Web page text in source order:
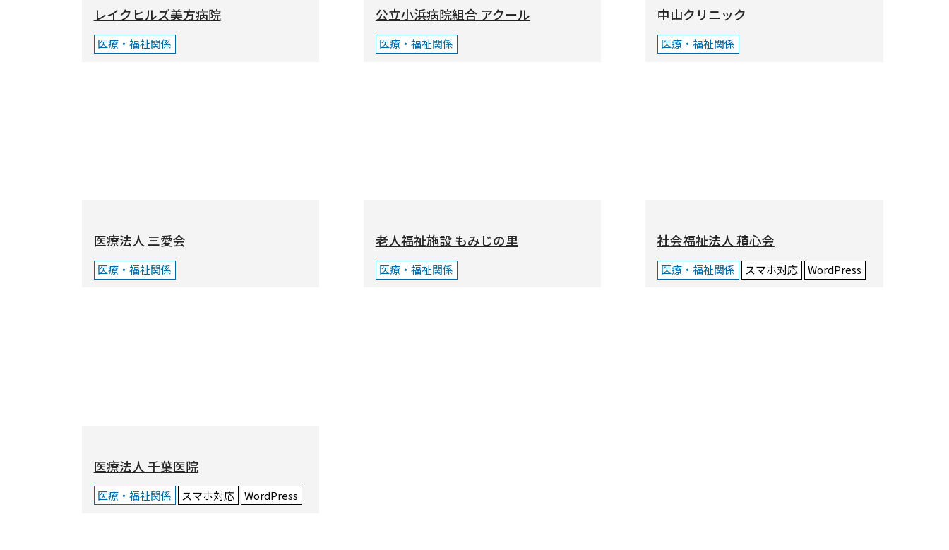
レイクヒルズ美方病院
医療・福祉関係
公立小浜病院組合 アクール
医療・福祉関係
中山クリニック
医療・福祉関係
医療法人 三愛会
医療・福祉関係
老人福祉施設 もみじの里
医療・福祉関係
社会福祉法人 積心会
医療・福祉関係 スマホ対応 WordPress
医療法人 千葉医院
医療・福祉関係 スマホ対応 WordPress